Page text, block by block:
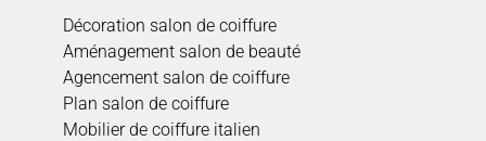
Décoration salon de coiffure
Aménagement salon de beauté
Agencement salon de coiffure
Plan salon de coiffure
Mobilier de coiffure italien